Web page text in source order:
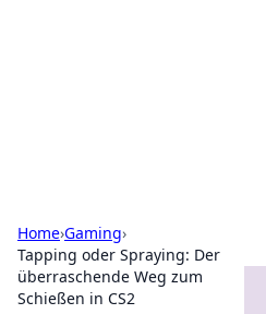
Home›Gaming›
Tapping oder Spraying: Der
überraschende Weg zum
Schießen in CS2